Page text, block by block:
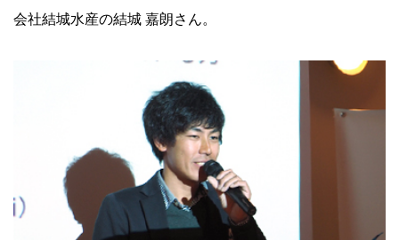
会社結城水産の結城 嘉朗さん。